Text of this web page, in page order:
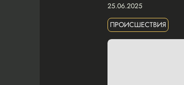
25.06.2025
ПРОИСШЕСТВИЯ